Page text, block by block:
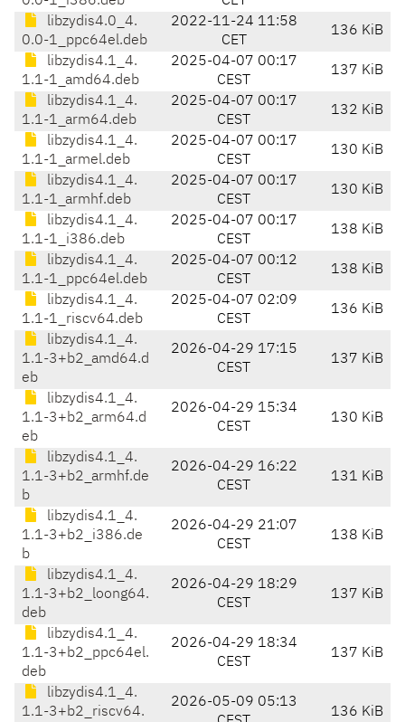
libzydis4.0_4.
0.0-1_ppc64el.deb
2022-11-24 11:58
CET
136 KiB
libzydis4.1_4.
1.1-1_amd64.deb
2025-04-07 00:17
CEST
137 KiB
libzydis4.1_4.
1.1-1_arm64.deb
2025-04-07 00:17
CEST
132 KiB
libzydis4.1_4.
1.1-1_armel.deb
2025-04-07 00:17
CEST
130 KiB
libzydis4.1_4.
1.1-1_armhf.deb
2025-04-07 00:17
CEST
130 KiB
libzydis4.1_4.
1.1-1_i386.deb
2025-04-07 00:17
CEST
138 KiB
libzydis4.1_4.
1.1-1_ppc64el.deb
2025-04-07 00:12
CEST
138 KiB
libzydis4.1_4.
1.1-1_riscv64.deb
2025-04-07 02:09
CEST
136 KiB
libzydis4.1_4.
1.1-3+b2_amd64.d
eb
2026-04-29 17:15
CEST
137 KiB
libzydis4.1_4.
1.1-3+b2_arm64.d
eb
2026-04-29 15:34
CEST
130 KiB
libzydis4.1_4.
1.1-3+b2_armhf.de
b
2026-04-29 16:22
CEST
131 KiB
libzydis4.1_4.
1.1-3+b2_i386.de
b
2026-04-29 21:07
CEST
138 KiB
libzydis4.1_4.
1.1-3+b2_loong64.
deb
2026-04-29 18:29
CEST
137 KiB
libzydis4.1_4.
1.1-3+b2_ppc64el.
deb
2026-04-29 18:34
CEST
137 KiB
libzydis4.1_4.
1.1-3+b2_riscv64.
2026-05-09 05:13
136 KiB